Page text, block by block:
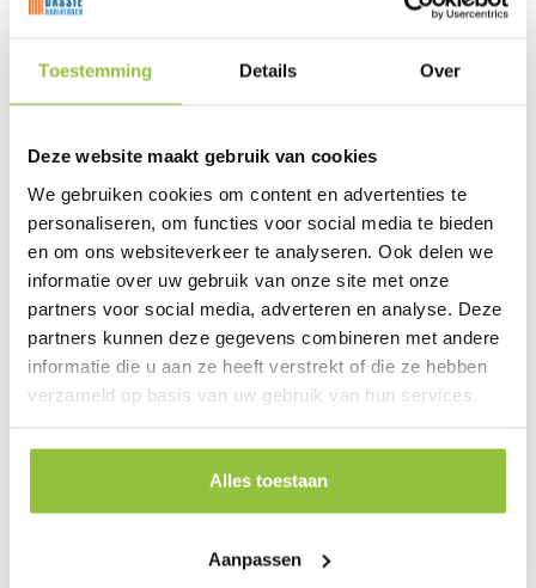
Toestemming Details Over
Deze website maakt gebruik van cookies
We gebruiken cookies om content en advertenties te
personaliseren, om functies voor social media te bieden
en om ons websiteverkeer te analyseren. Ook delen we
informatie over uw gebruik van onze site met onze
partners voor social media, adverteren en analyse. Deze
partners kunnen deze gegevens combineren met andere
informatie die u aan ze heeft verstrekt of die ze hebben
verzameld op basis van uw gebruik van hun services.
Alles toestaan
Aanpassen
Productomschrijving
MINF.02311021.145
achterplaat.
Bent u op zoek naar energie zuinige LTV radiator voor in uw
huis?
Jaga radiator is lage temperatuur radiator met een convector
erin, deze geven veel warmte met kleine formaat radiator. Het
is een lage temperatuur verwarming en te gebruiken met